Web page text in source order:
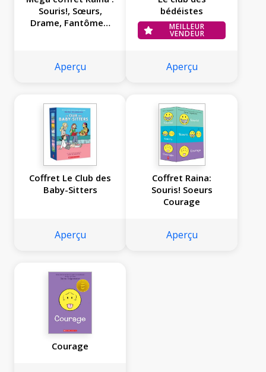
Souris!, Sœurs,
Drame, Fantômes,
Aperçu
bédéistes
MEILLEUR
VENDEUR
Aperçu
Coffret Le Club des
Baby-Sitters
Aperçu
Coffret Raina:
Souris! Soeurs
Courage
Aperçu
Courage